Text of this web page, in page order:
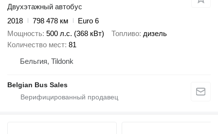
Двухэтажный автобус
2018
798 478 км
Euro 6
Мощность 500 л.с. (368 кВт) Топливо дизель
Количество мест 81
Бельгия, Tildonk
Belgian Bus Sales